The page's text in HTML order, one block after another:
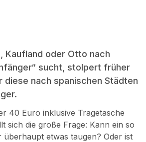
Kaufland oder Otto nach
sucht, stolpert früher
diese nach spanischen Städten
40 Euro inklusive Tragetasche
sich die große Frage: Kann ein so
überhaupt etwas taugen? Oder ist